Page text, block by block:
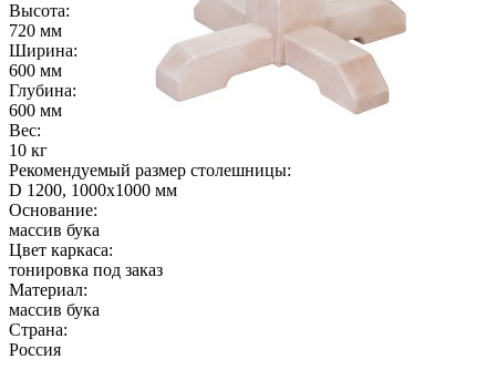
Высота:
720 мм
Ширина:
600 мм
Глубина:
600 мм
Вес:
10 кг
Рекомендуемый размер столешницы:
D 1200, 1000х1000 мм
Основание:
массив бука
Цвет каркаса:
тонировка под заказ
Материал:
массив бука
Страна:
Россия